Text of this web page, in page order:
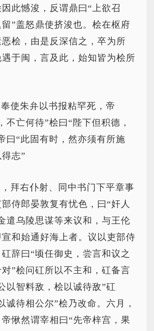
此憾浚，反谓鼎曰“上欲召
”盖怒鼎使挤浚也。桧在枢府
桧，由是反深信之，卒为所
于闽，言及此，始知皆为桧所
使朱弁以书报粘罕死，帝
不亡何待”桧曰“陛下但积德，
曰“此固有时，然亦须有所施
志”
拜右仆射、同中书门下平章事
侍郎晏敦复有忧色，曰“奸人
遣乌陵思谋等来议和，与王伦
和始通好海上者。议以吏部侍
辞曰“顷任御史，尝言和议之
”桧问矼所以不主和，矼备言
以智料敌，桧以诚待敌”矼
诚待相公尔”桧乃改命。六月，
愀然谓宰相曰“先帝梓宫，果